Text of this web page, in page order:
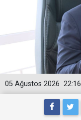
22:16
05 Ağustos 2026